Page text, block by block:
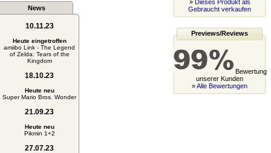
News
10.11.23
Heute eingetroffen
amiibo Link - The Legend
of Zelda: Tears of the
Kingdom
18.10.23
Heute neu
Super Mario Bros. Wonder
21.09.23
Heute neu
Pikmin 1+2
27.07.23
» Dieses Produkt als
Gebraucht verkaufen
Previews/Reviews
Bewertung
unserer Kunden
»Alle Bewertungen